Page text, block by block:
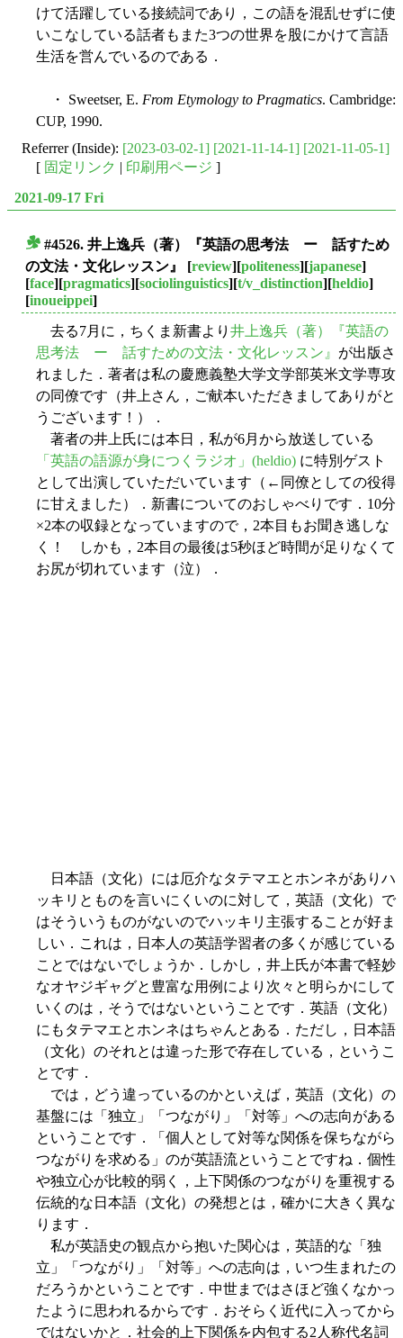
けて活躍している接続詞であり，この語を混乱せずに使
いこなしている話者もまた3つの世界を股にかけて言語
生活を営んでいるのである．
・ Sweetser, E. From Etymology to Pragmatics. Cambridge:
CUP, 1990.
Referrer (Inside): [2023-03-02-1] [2021-11-14-1] [2021-11-05-1]
[ 固定リンク | 印刷用ページ ]
2021-09-17 Fri
#4526. 井上逸兵（著）『英語の思考法 ー 話すため
の文法・文化レッスン』
[review][politeness][japanese]
[face][pragmatics][sociolinguistics][t/v_distinction][heldio]
[inoueippei]
去る7月に，ちくま新書より 井上逸兵（著）『英語の
思考法 ー 話すための文法・文化レッスン』 が出版さ
れました．著者は私の慶應義塾大学文学部英米文学専攻
の同僚です（井上さん，ご献本いただきましてありがと
うございます！）．
著者の井上氏には本日，私が6月から放送している
「英語の語源が身につくラジオ」(heldio) に特別ゲスト
として出演していただいています（←同僚としての役得
に甘えました）．新書についてのおしゃべりです．10分
×2本の収録となっていますので，2本目もお聞き逃しな
く！ しかも，2本目の最後は5秒ほど時間が足りなくて
お尻が切れています（泣）．
日本語（文化）には厄介なタテマエとホンネがありハ
ッキリとものを言いにくいのに対して，英語（文化）で
はそういうものがないのでハッキリ主張することが好ま
しい．これは，日本人の英語学習者の多くが感じている
ことではないでしょうか．しかし，井上氏が本書で軽妙
なオヤジギャグと豊富な用例により次々と明らかにして
いくのは，そうではないということです．英語（文化）
にもタテマエとホンネはちゃんとある．ただし，日本語
（文化）のそれとは違った形で存在している，というこ
とです．
では，どう違っているのかといえば，英語（文化）の
基盤には「独立」「つながり」「対等」への志向がある
ということです．「個人として対等な関係を保ちながら
つながりを求める」のが英語流ということですね．個性
や独立心が比較的弱く，上下関係のつながりを重視する
伝統的な日本語（文化）の発想とは，確かに大きく異な
ります．
私が英語史の観点から抱いた関心は，英語的な「独
立」「つながり」「対等」への志向は，いつ生まれたの
だろうかということです．中世まではさほど強くなかっ
たように思われるからです．おそらく近代に入ってから
ではないかと．社会的上下関係を内包する2人称代名詞